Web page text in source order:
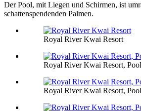
Der Pool, mit Liegen und Schirmen, ist
schattenspendenden Palmen.
Royal River Kwai Resort
Royal River Kwai Resort, Pool
Royal River Kwai Resort, Pool